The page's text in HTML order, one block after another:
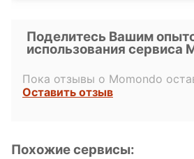
Поделитесь Вашим
использования сервиса
Пока отзывы о Momondo
Оставить отзыв
Похожие сервисы: